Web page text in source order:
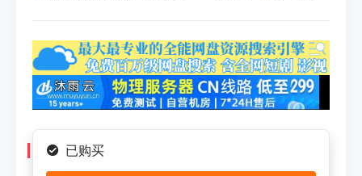
已购买